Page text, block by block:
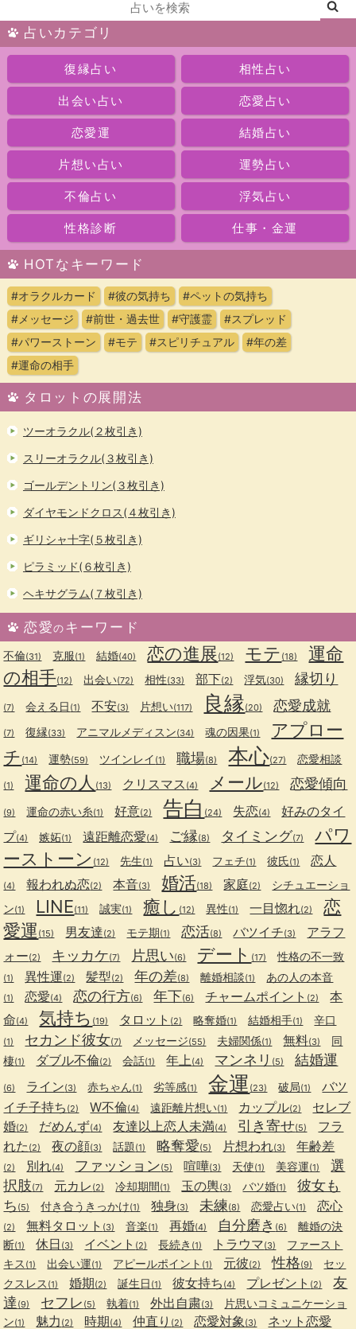
占いカテゴリ
復縁占い 相性占い
出会い占い 恋愛占い
恋愛運 結婚占い
片想い占い 運勢占い
不倫占い 浮気占い
性格診断 仕事・金運
HOTなキーワード
#オラクルカード #彼の気持ち
#ペットの気持ち
#メッセージ
#前世・過去世 #守護霊
#スプレッド
#パワーストーン
#モテ #スピリチュアル
#年の差
#運命の相手
タロットの展開法
ツーオラクル(２枚引き)
スリーオラクル(３枚引き)
ゴールデントリン(３枚引き)
ダイヤモンドクロス(４枚引き)
ギリシャ十字(５枚引き)
ピラミッド(６枚引き)
ヘキサグラム(７枚引き)
恋愛のキーワード
不倫(31) 克服(1) 結婚(40) 恋の進展(12) モテ (18)
運命
の相手(12) 出会い(72) 相性(33) 部下(2) 浮気(30) 縁切り
(7) 会える日 (1) 不安(3) 片想い(117) 良縁(20) 恋愛成就
(7) 復縁(33) アニマルメディスン(34) 魂の因果(1)
アプロー
チ (14) 運勢(59) ツインレイ (1) 職場(8) 本心(27) 恋愛相談
(1) 運命の人 (13) クリスマス (4) メール(12) 恋愛傾向
(9) 運命の赤い糸(1) 好意(2) 告白 (24) 失恋(4)
好みのタイ
プ(4) 嫉妬(1) 遠距離恋愛(4) ご縁(8) タイミング(7)
パワ
ーストーン (12) 先生(1) 占い(3) フェチ(1) 彼氏(1) 恋人
(4) 報われぬ恋(2) 本音(3) 婚活(18) 家庭(2)
シチュエーショ
ン(1) LINE(11) 誠実(1) 癒し (12) 異性(1) 一目惚れ(2)
恋
愛運 (15) 男友達(2) モテ期(1) 恋活(8) バツイチ(3)
アラフ
ォー(2) キッカケ(7) 片思い(6) デート (17) 性格の不一致
(1) 異性運(2) 髪型(2) 年の差(8) 離婚相談(1) あの人の本音
(1) 恋愛(4) 恋の行方(6) 年下(6) チャームポイント (2)
本
命(4) 気持ち (19) タロット (2) 略奪婚(1) 結婚相手(1) 辛口
(1) セカンド彼女(7) メッセージ(55) 夫婦関係(1) 無料(3)
同
棲(1) ダブル不倫(2) 会話(1) 年上 (4) マンネリ (5) 結婚運
(6) ライン(3) 赤ちゃん(1) 劣等感(1) 金運 (23) 破局(1)
バツ
イチ子持ち (2) W不倫(4) 遠距離片想い(1) カップル(2)
セレブ
婚(2) だめんず(4) 友達以上恋人未満(4) 引き寄せ(5)
フラ
れた (2) 夜の顔(3) 話題(1) 略奪愛(5) 片想われ(3) 年齢差
(2) 別れ(4) ファッション(5) 喧嘩(3) 天使(1) 美容運(1)
選
択肢(7) 元カレ (2) 冷却期間(1) 玉の輿(3) バツ婚(1)
彼女も
ち (5) 付き合うきっかけ(1) 独身(3) 未練(8) 恋愛占い(1) 恋心
(2) 無料タロット (3) 音楽(1) 再婚(4) 自分磨き (6)
離婚の決
断(1) 休日 (3) イベント (2) 長続き (1) トラウマ(3)
ファースト
キス (1) 出会い運(1) アピールポイント (1) 元彼(2) 性格(9)
セッ
クスレス (1) 婚期(2) 誕生日 (1) 彼女持ち (4) プレゼント (2)
友
達 (9) セフレ (5) 執着(1) 外出自粛(3)
片思いコミュニケーショ
ン(1) 魅力 (2) 時期(4) 仲直り (2) 恋愛対象 (3) ネット恋愛